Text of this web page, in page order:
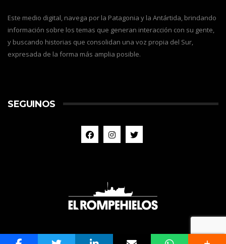
Este medio digital, navega por la Patagonia y la Antártida, brindando
información sobre los temas que generan interacción con su gente,
y buscando historias que consolidan una voz propia del Sur,
expresada de la forma más amplia posible.
SEGUINOS